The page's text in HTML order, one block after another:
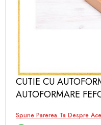
Skip
to
the
of
the
CUTIE CU
AUTOFORMARE
Spune Parerea Ta Despre